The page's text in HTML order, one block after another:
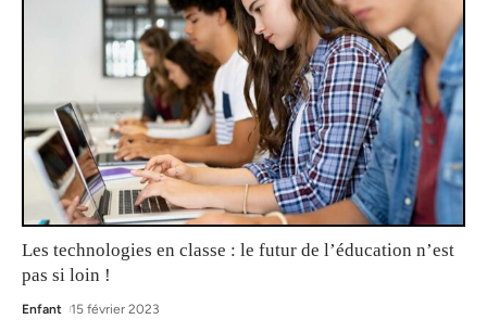
Les technologies en classe : le futur de l’éducation n’est
pas si loin !
Enfant 15 février 2023